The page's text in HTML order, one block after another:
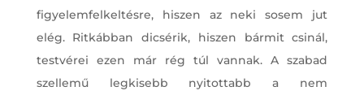
figyelemfelkeltésre, hiszen az neki sosem jut
elég. Ritkábban dicsérik, hiszen bármit csinál,
testvérei ezen már rég túl vannak. A szabad
szellemű legkisebb nyitottabb a nem